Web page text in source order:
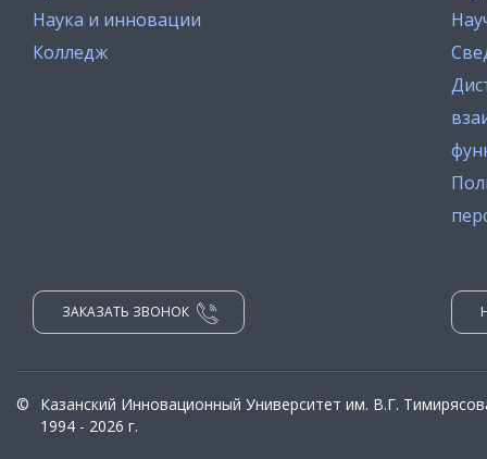
Наука и инновации
Колледж
ЗАКАЗАТЬ ЗВОНОК
©
Казанский Инновационный Университет им. В.Г.
1994 - 2026 г.